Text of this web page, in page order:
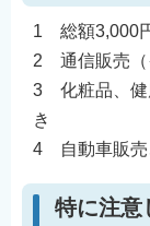
1 総額3,000
2 通信販売（
3 化粧品、健
き
4 自動車販売
特に注